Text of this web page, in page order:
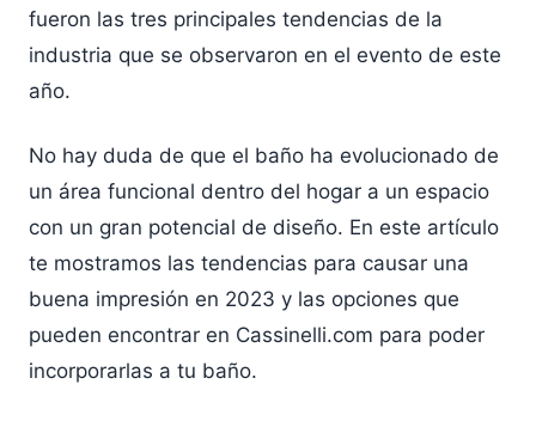
fueron las tres principales tendencias de la
industria que se observaron en el evento de este
año.
No hay duda de que el baño ha evolucionado de
un área funcional dentro del hogar a un espacio
con un gran potencial de diseño. En este artículo
te mostramos las tendencias para causar una
buena impresión en 2023 y las opciones que
pueden encontrar en Cassinelli.com para poder
incorporarlas a tu baño.